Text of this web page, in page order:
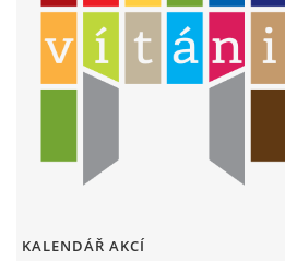
KALENDÁŘ AKCÍ